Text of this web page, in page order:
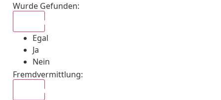
Wurde Gefunden:
Egal
Ja
Nein
Fremdvermittlung: